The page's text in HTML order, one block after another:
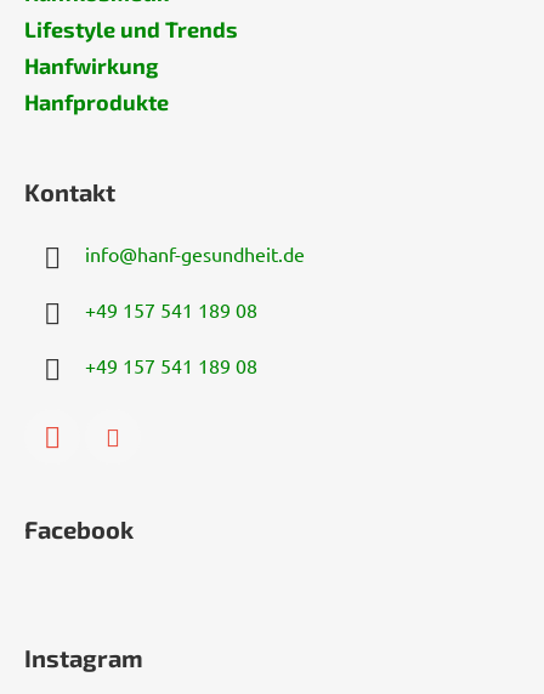
Lifestyle und Trends
Hanfwirkung
Hanfprodukte
Kontakt
info@hanf-gesundheit.de
+49 157 541 189 08
+49 157 541 189 08
Facebook
Instagram